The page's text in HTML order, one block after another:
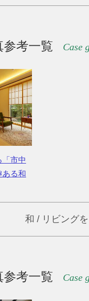
考一覧 Case
「市中
ある和
和 / リビング
考一覧 Case